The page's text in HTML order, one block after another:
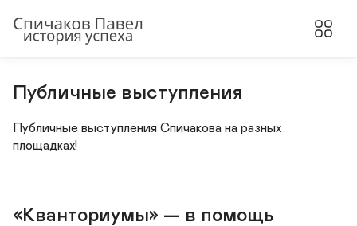
Публичные выступления
Публичные выступления Спичакова на разных
площадках!
«Кванториумы» — в помощь